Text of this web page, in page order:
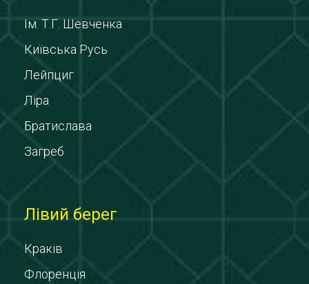
Ім. Т.Г. Шевченка
Київська Русь
Лейпциг
Ліра
Братислава
Загреб
Лівий берег
Краків
Флоренція